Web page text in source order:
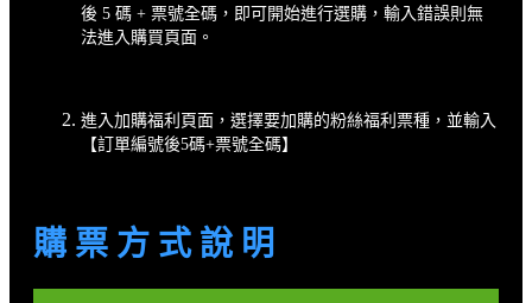
後 5 碼 + 票號全碼，即可開始進行選購，輸入錯誤則無
法進入購買頁面。
進入加購福利頁面，選擇要加購的粉絲福利票種，並輸入
【訂單編號後5碼+票號全碼】
購 票 方 式 說 明